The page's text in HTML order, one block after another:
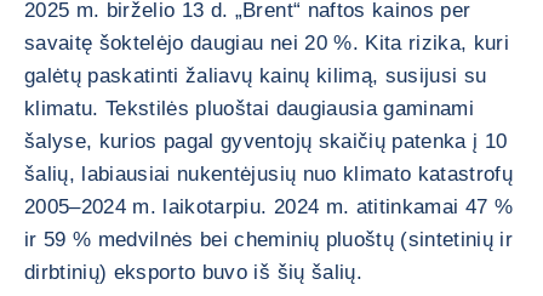
2025 m. birželio 13 d. „Brent“ naftos kainos per
savaitę šoktelėjo daugiau nei 20 %. Kita rizika, kuri
galėtų paskatinti žaliavų kainų kilimą, susijusi su
klimatu. Tekstilės pluoštai daugiausia gaminami
šalyse, kurios pagal gyventojų skaičių patenka į 10
šalių, labiausiai nukentėjusių nuo klimato katastrofų
2005–2024 m. laikotarpiu. 2024 m. atitinkamai 47 %
ir 59 % medvilnės bei cheminių pluoštų (sintetinių ir
dirbtinių) eksporto buvo iš šių šalių.